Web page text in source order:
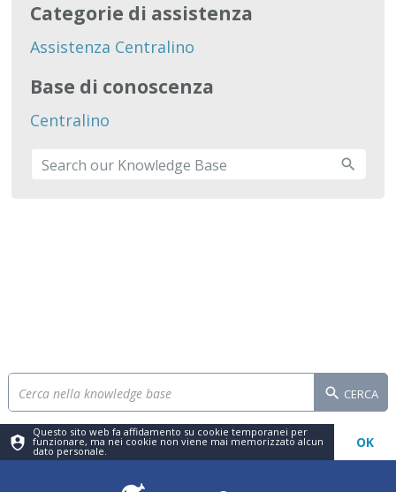
Categorie di assistenza
Assistenza Centralino
Base di conoscenza
Centralino
CERCA
Questo sito web fa affidamento su cookie temporanei per
funzionare, ma nei cookie non viene mai memorizzato alcun
dato personale.
OK